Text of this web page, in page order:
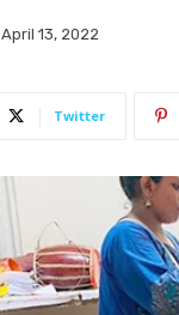
April 13, 2022
Twitter